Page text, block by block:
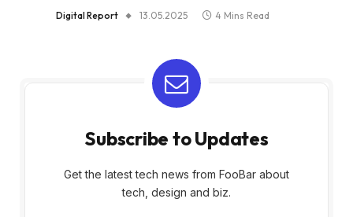
Digital Report 13.05.2025 4 Mins Read
Subscribe to Updates
Get the latest tech news from FooBar about
tech, design and biz.